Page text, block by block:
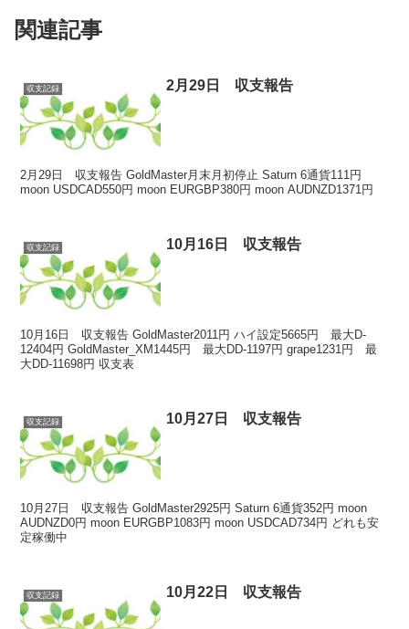
関連記事
収支記録 2月29日 収支報告
2月29日 収支報告 GoldMaster月末月初停止 Saturn 6通貨111円
moon USDCAD550円 moon EURGBP380円 moon AUDNZD1371円
収支記録 10月16日 収支報告
10月16日 収支報告 GoldMaster2011円 ハイ設定5665円 最大D-
12404円 GoldMaster_XM1445円 最大DD-1197円 grape1231円 最
大DD-11698円 収支表
収支記録 10月27日 収支報告
10月27日 収支報告 GoldMaster2925円 Saturn 6通貨352円 moon
AUDNZD0円 moon EURGBP1083円 moon USDCAD734円 どれも安
定稼働中
収支記録 10月22日 収支報告